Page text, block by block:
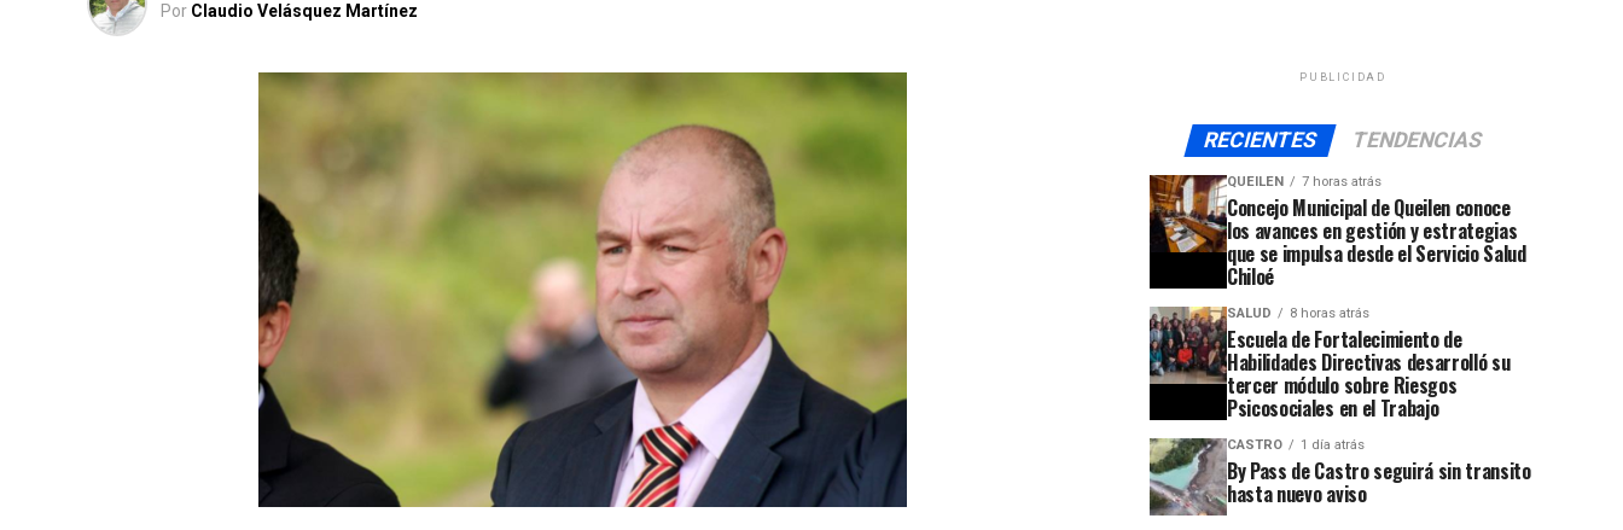
Por Claudio Velásquez Martínez
PUBLICIDAD
RECIENTES TENDENCIAS
QUEILEN 7 horas atrás
Concejo Municipal de Queilen conoce
los avances en gestión y estrategias
que se impulsa desde el Servicio Salud
Chiloé
SALUD 8 horas atrás
Escuela de Fortalecimiento de
Habilidades Directivas desarrolló su
tercer módulo sobre Riesgos
Psicosociales en el Trabajo
CASTRO 1 día atrás
By Pass de Castro seguirá sin transito
hasta nuevo aviso